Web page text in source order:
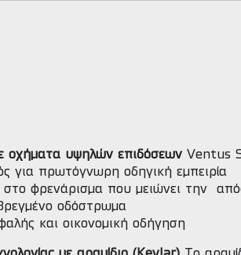
οχήματα υψηλών επιδόσεωνVentus
για πρωτόγνωρη οδηγική εμπειρία
στο φρενάρισμα που μειώνει την
οδόστρωμα
και οικονομική οδήγηση